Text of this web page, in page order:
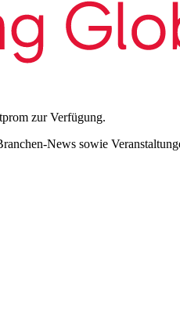
zur Verfügung.
News sowie